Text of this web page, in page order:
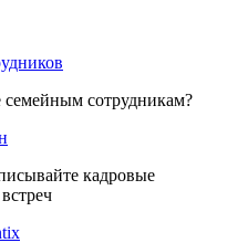
семейным сотрудникам?
кадровые